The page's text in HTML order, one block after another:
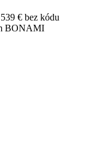
€ bez kódu
BONAMI